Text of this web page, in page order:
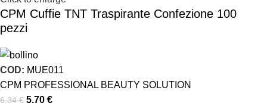
CPM Cuffie TNT Traspirante Confezione 100
pezzi
COD: MUE011
CPM PROFESSIONAL BEAUTY SOLUTION
6,34€ 5,70 €